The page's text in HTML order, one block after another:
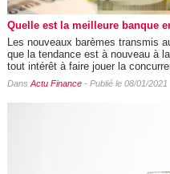
Quelle est la meilleure banque
Les nouveaux barèmes transmis
que la tendance est à nouveau à
tout intérêt à faire jouer la
Dans Actu Finance- Publié le 08/01/2021